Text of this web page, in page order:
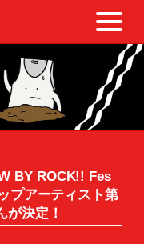
BY ROCK!! Fes
プアーティスト第
が決定！‬